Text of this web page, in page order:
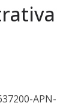
APN-